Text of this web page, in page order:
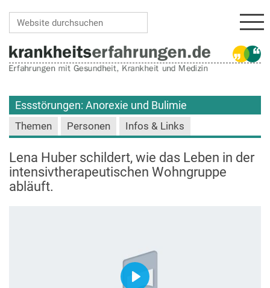
Essstörungen: Anorexie und Bulimie
Themen Personen Infos & Links
Lena Huber schildert, wie das Leben in der
intensivtherapeutischen Wohngruppe
abläuft.